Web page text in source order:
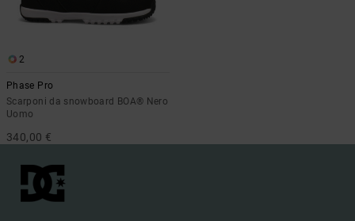
2
Phase Pro
Scarponi da snowboard BOA® Nero
Uomo
340,00 €